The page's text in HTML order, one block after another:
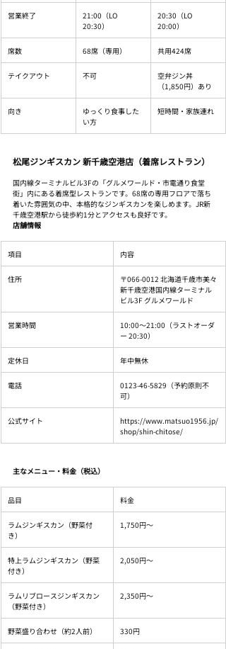
営業終了
21:00（LO
20:30）
20:30（LO
20:00）
席数 68席（専用） 共用424席
テイクアウト 不可
空弁ジン丼
（1,850円）あり
向き
ゆっくり食事した
い方
短時間・家族連れ
松尾ジンギスカン 新千歳空港店（着席レストラン）
国内線ターミナルビル3Fの「グルメワールド・市電通り食堂
街」内にある着席型レストランです。68席の専用フロアで落ち
着いた雰囲気の中、本格的なジンギスカンを楽しめます。JR新
千歳空港駅から徒歩約1分とアクセスも良好です。
店舗情報
項目 内容
住所
〒066-0012 北海道千歳市美々
新千歳空港国内線ターミナル
ビル3F グルメワールド
営業時間
10:00〜21:00（ラストオーダ
ー 20:30）
定休日 年中無休
電話
0123-46-5829（予約原則不
可）
公式サイト
https://www.matsuo1956.jp/
shop/shin-chitose/
主なメニュー・料金（税込）
品目 料金
ラムジンギスカン（野菜付
き）
1,750円〜
特上ラムジンギスカン（野菜
付き）
2,050円〜
ラムリブロースジンギスカン
（野菜付き）
2,350円〜
野菜盛り合わせ（約2人前） 330円